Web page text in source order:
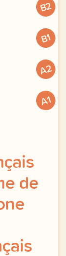
B2
B1
A2
A1
de